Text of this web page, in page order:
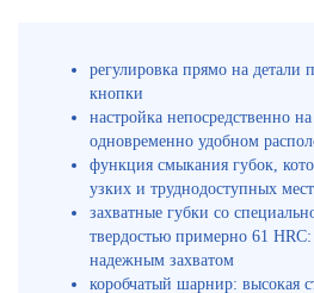
регулировка прямо на детали
кнопки
настройка непосредственно
одновременно удобном
функция смыкания губок,
узких и труднодоступных
захватные губки со
твердостью примерно 61
надежным захватом
коробчатый шарнир: высокая